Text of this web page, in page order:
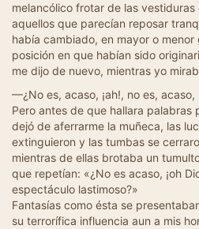
melancólico frotar de las
aquellos que parecían reposar
había cambiado, en mayor o
posición en que habían sido
me dijo de nuevo, mientras yo
—¿No es, acaso, ¡ah!, no es,
Pero antes de que hallara palabras
dejó de aferrarme la muñeca, las
extinguieron y las tumbas se
mientras de ellas brotaba un
que repetían: «¿No es acaso, ¡oh
espectáculo lastimoso?»
Fantasías como ésta se
su terrorífica influencia aun a mis